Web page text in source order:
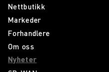
Nettbutikk
Markeder
Forhandlere
Om oss
Nyheter